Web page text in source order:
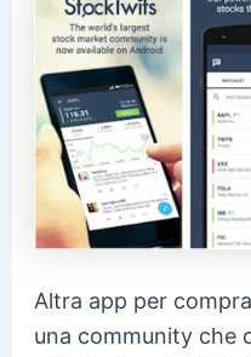
Altra app per
una community che